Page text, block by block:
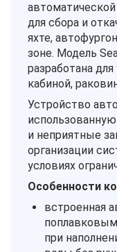
для сбора и
яхте,
зоне. Модель
разработана
кабиной,
Устройство
и неприятные
организации
условиях
Особенности
встроенная
при